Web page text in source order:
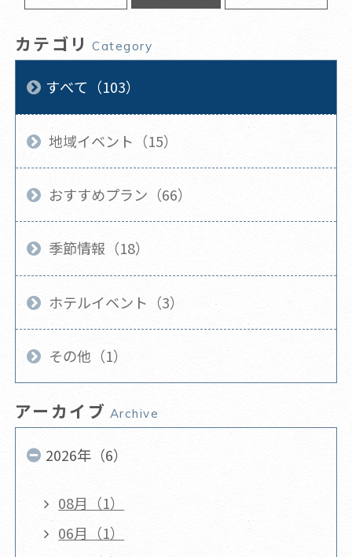
カテゴリ Category
すべて（103）
地域イベント（15）
おすすめプラン（66）
季節情報（18）
ホテルイベント（3）
その他（1）
アーカイブ Archive
2026年（6）
08月（1）
06月（1）